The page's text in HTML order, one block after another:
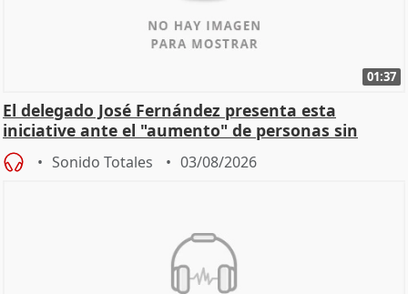
01:37
El delegado José Fernández presenta esta
iniciative ante el "aumento" de personas sin
hogar en Madri
Sonido Totales 03/08/2026